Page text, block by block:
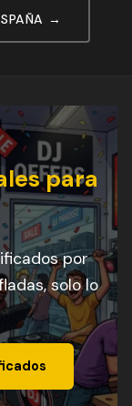
→
para
por
solo lo